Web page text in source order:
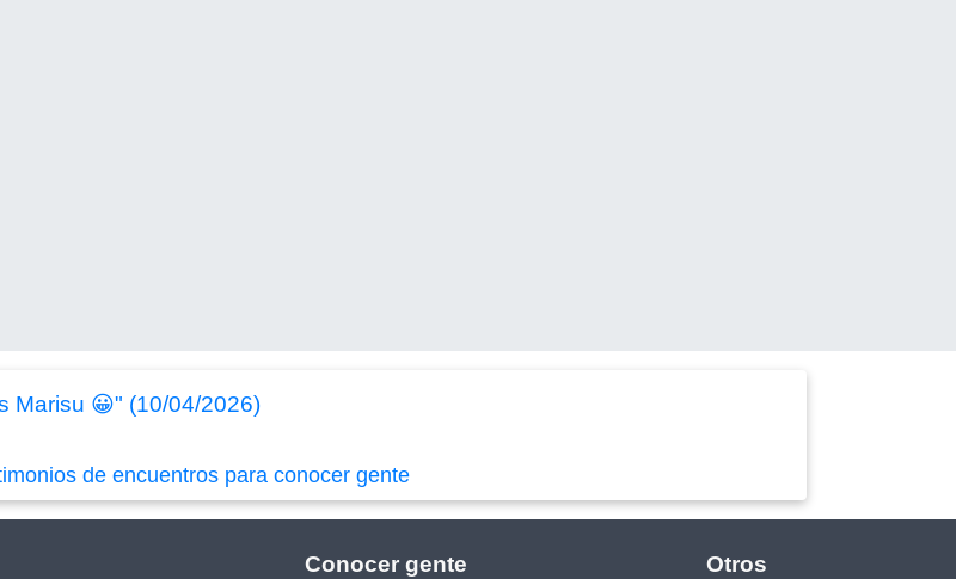
Marisu 😀" (10/04/2026)
de encuentros para conocer gente
Conocer gente Otros